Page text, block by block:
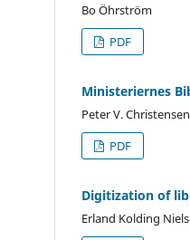
Bo Öhrström
PDF
Ministeriernes
Peter V. Christensen
PDF
Digitization of
Erland Kolding